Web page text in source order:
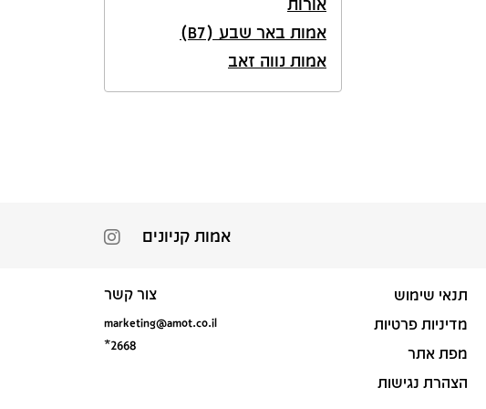
אמות באר שבע (B7)
אמות נווה זאב
אמות קניונים
תנאי שימוש
מדיניות פרטיות
מפת אתר
הצהרת נגישות
צור קשר
marketing@amot.co.il
*2668